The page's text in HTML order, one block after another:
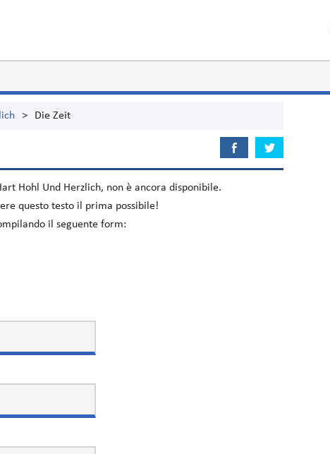
> Die Zeit
Hohl Und Herzlich, non è ancora disponibile.
questo testo il prima possibile!
il seguente form: